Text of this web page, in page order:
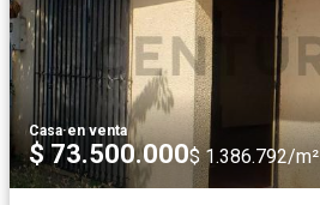
Casa·en venta
$ 73.500.000$ 1.386.792/m²